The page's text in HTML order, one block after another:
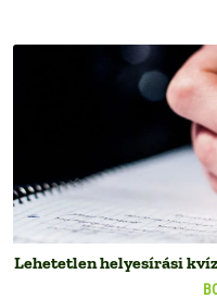
Lehetetlen helyesírási